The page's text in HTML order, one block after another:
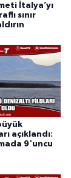
İtalya’yı
sınır
açıklandı:
9'uncu